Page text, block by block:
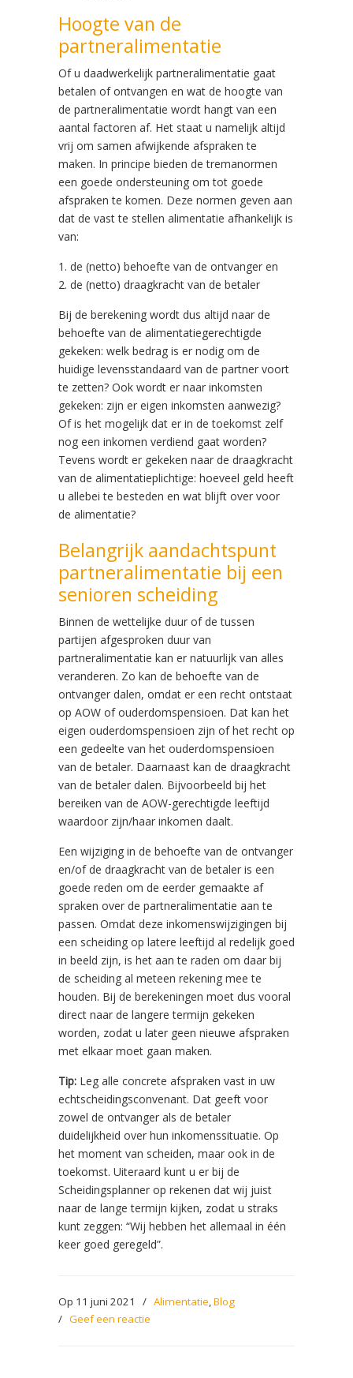
Hoogte van de
partneralimentatie
Of u daadwerkelijk partneralimentatie gaat
betalen of ontvangen en wat de hoogte van
de partneralimentatie wordt hangt van een
aantal factoren af. Het staat u namelijk altijd
vrij om samen afwijkende afspraken te
maken. In principe bieden de tremanormen
een goede ondersteuning om tot goede
afspraken te komen. Deze normen geven aan
dat de vast te stellen alimentatie afhankelijk is
van:
1. de (netto) behoefte van de ontvanger en
2. de (netto) draagkracht van de betaler
Bij de berekening wordt dus altijd naar de
behoefte van de alimentatiegerechtigde
gekeken: welk bedrag is er nodig om de
huidige levensstandaard van de partner voort
te zetten? Ook wordt er naar inkomsten
gekeken: zijn er eigen inkomsten aanwezig?
Of is het mogelijk dat er in de toekomst zelf
nog een inkomen verdiend gaat worden?
Tevens wordt er gekeken naar de draagkracht
van de alimentatieplichtige: hoeveel geld heeft
u allebei te besteden en wat blijft over voor
de alimentatie?
Belangrijk aandachtspunt
partneralimentatie bij een
senioren scheiding
Binnen de wettelijke duur of de tussen
partijen afgesproken duur van
partneralimentatie kan er natuurlijk van alles
veranderen. Zo kan de behoefte van de
ontvanger dalen, omdat er een recht ontstaat
op AOW of ouderdomspensioen. Dat kan het
eigen ouderdomspensioen zijn of het recht op
een gedeelte van het ouderdomspensioen
van de betaler. Daarnaast kan de draagkracht
van de betaler dalen. Bijvoorbeeld bij het
bereiken van de AOW-gerechtigde leeftijd
waardoor zijn/haar inkomen daalt.
Een wijziging in de behoefte van de ontvanger
en/of de draagkracht van de betaler is een
goede reden om de eerder gemaakte af
spraken over de partneralimentatie aan te
passen. Omdat deze inkomenswijzigingen bij
een scheiding op latere leeftijd al redelijk goed
in beeld zijn, is het aan te raden om daar bij
de scheiding al meteen rekening mee te
houden. Bij de berekeningen moet dus vooral
direct naar de langere termijn gekeken
worden, zodat u later geen nieuwe afspraken
met elkaar moet gaan maken.
Tip: Leg alle concrete afspraken vast in uw
echtscheidingsconvenant. Dat geeft voor
zowel de ontvanger als de betaler
duidelijkheid over hun inkomenssituatie. Op
het moment van scheiden, maar ook in de
toekomst. Uiteraard kunt u er bij de
Scheidingsplanner op rekenen dat wij juist
naar de lange termijn kijken, zodat u straks
kunt zeggen: “Wij hebben het allemaal in één
keer goed geregeld”.
Op 11 juni 2021 / Alimentatie,Blog
/ Geef een reactie